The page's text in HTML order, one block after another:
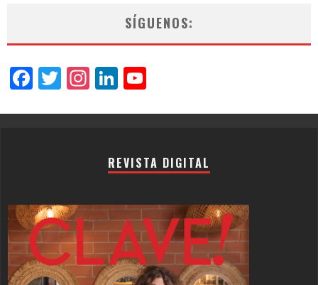
SÍGUENOS:
Facebook
Twitter
Instagram
LinkedIn
REVISTA DIGITAL